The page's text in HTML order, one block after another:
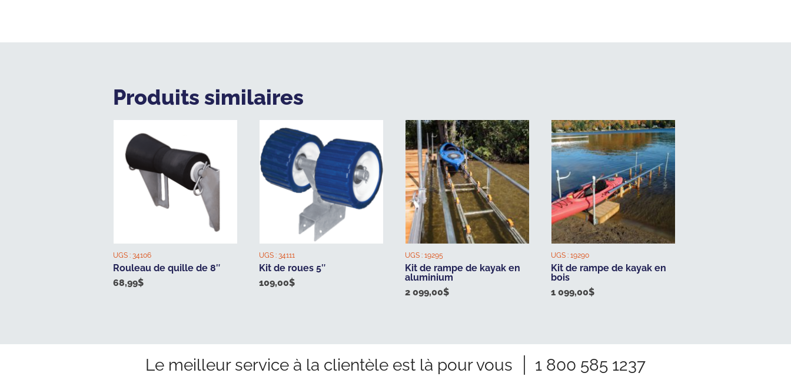
Produits similaires
UGS : 34106
Rouleau de quille de 8″
68,99$
UGS : 34111
Kit de roues 5″
109,00$
UGS : 19295
Kit de rampe de kayak en
aluminium
2 099,00$
UGS : 19290
Kit de rampe de kayak en
bois
1 099,00$
Le meilleur service à la clientèle est là pour vous 1 800 585 1237